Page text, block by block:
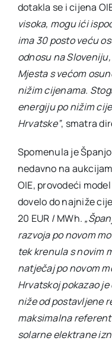
dotakla se i cijena
visoka, mogu ići
ima 30 posto veću
odnosu na
Mjesta s većom
nižim cijenama.
energiju po nižim
Hrvatske”, smatra
Spomenula je
nedavno na
OIE, provodeći
dovelo do najniže
20 EUR / MWh.
razvoja po novom
tek krenula s novim
natječaj po novom
Hrvatskoj pokazao
niže od postavljene
maksimalna
solarne elektrane